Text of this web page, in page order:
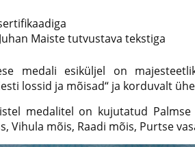
Maiste tutvustava tekstiga
medali esiküljel on
lossid ja mõisad“ ja korduvalt
medalitel on kujutatud
Vihula mõis, Raadi mõis, Purtse